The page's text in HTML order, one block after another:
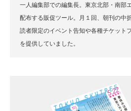
一人編集部での編集長。東京北部・南部
配布する販促ツール。月１回、朝刊の中
読者限定のイベント告知や各種チケット
を提供していました。